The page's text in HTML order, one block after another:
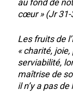
au fond de
cœur » (Jr 31-
Les fruits de
« charité,
serviabilité,
maîtrise de
il n’y a pas